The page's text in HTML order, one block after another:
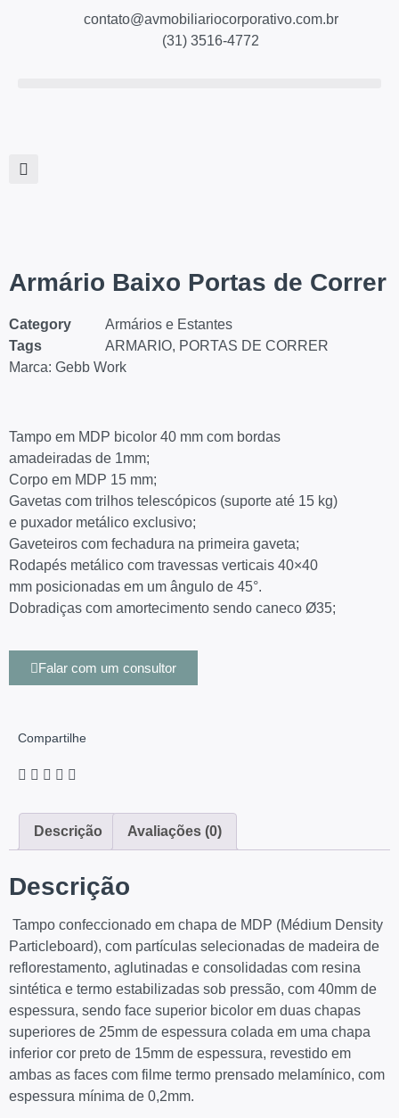
contato@avmobiliariocorporativo.com.br
(31) 3516-4772
Armário Baixo Portas de Correr
Category
Armários e Estantes
Tags
ARMARIO, PORTAS DE CORRER
Marca: Gebb Work
Tampo em MDP bicolor 40 mm com bordas
amadeiradas de 1mm;
Corpo em MDP 15 mm;
Gavetas com trilhos telescópicos (suporte até 15 kg)
e puxador metálico exclusivo;
Gaveteiros com fechadura na primeira gaveta;
Rodapés metálico com travessas verticais 40×40
mm posicionadas em um ângulo de 45°.
Dobradiças com amortecimento sendo caneco Ø35;
Falar com um consultor
Compartilhe
Descrição Avaliações (0)
Descrição
Tampo confeccionado em chapa de MDP (Médium Density
Particleboard), com partículas selecionadas de madeira de
reflorestamento, aglutinadas e consolidadas com resina
sintética e termo estabilizadas sob pressão, com 40mm de
espessura, sendo face superior bicolor em duas chapas
superiores de 25mm de espessura colada em uma chapa
inferior cor preto de 15mm de espessura, revestido em
ambas as faces com filme termo prensado melamínico, com
espessura mínima de 0,2mm.